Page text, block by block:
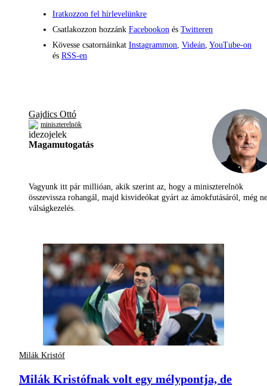
Iratkozzon fel hírlevelünkre
Csatlakozzon hozzánk Facebookon és Twitteren
Kövesse csatornáinkat Instagrammon, Videán, YouTube-on
és RSS-en
Gajdics Ottó
miniszterelnök
Magamutogatás
Vagyunk itt pár millióan, akik szerint az, hogy a miniszterelnök
összevissza rohangál, majd kisvideókat gyárt az ámokfutásáról, még
válságkezelés.
Milák Kristóf
Milák Kristófnak volt egy mélypontja, de